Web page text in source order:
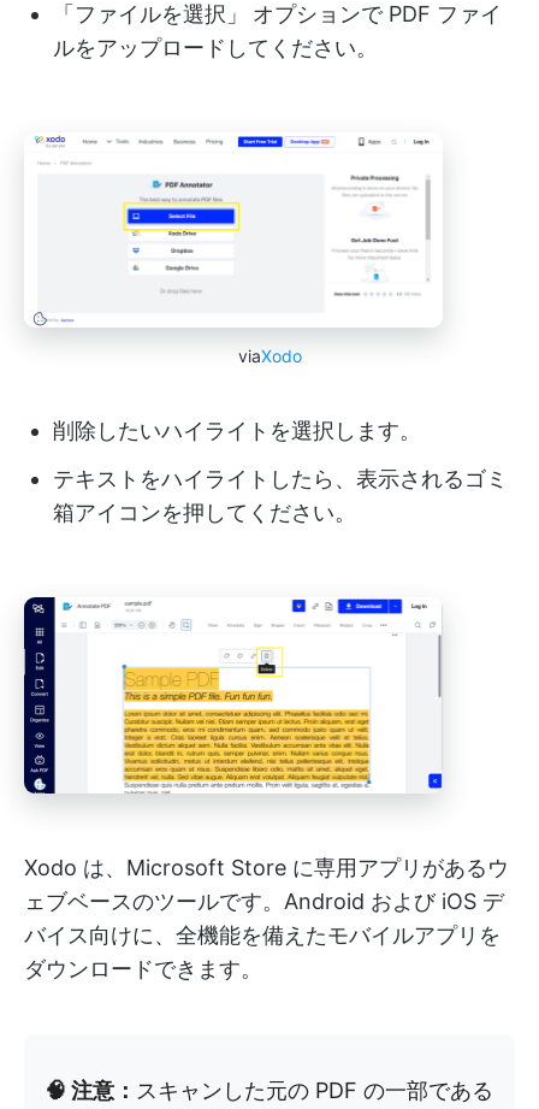
「ファイルを選択」
オプションで PDF ファイ
ルをアップロードしてください。
viaXodo
削除したいハイライトを選択します。
テキストをハイライトしたら、表示されるゴミ
箱アイコンを押してください。
Xodo は、Microsoft Store に専用アプリがあるウ
ェブベースのツールです。Android および iOS デ
バイス向けに、全機能を備えたモバイルアプリを
ダウンロードできます。
🧠 注意： スキャンした元の PDF の一部である